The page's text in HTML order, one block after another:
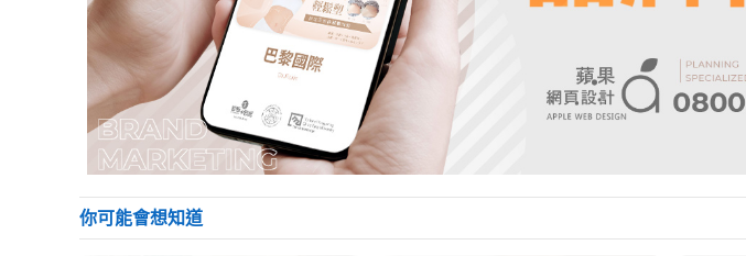
你可能會想知道